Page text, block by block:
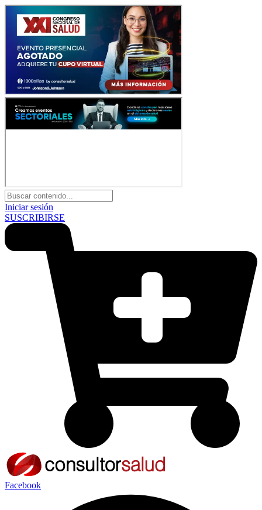
Iniciar sesión
SUSCRIBIRSE
Facebook